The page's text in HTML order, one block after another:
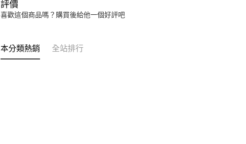
評價
喜歡這個商品嗎？購買後給他一個好評吧
本分類熱銷 全站排行